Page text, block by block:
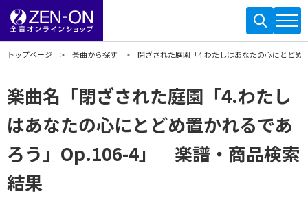
トップページ 楽曲から探す 閉ざされた庭園「4.わたしはあなたの心にとどめ
楽曲名「閉ざされた庭園「4.わたし
はあなたの心にとどめ置かれるであ
ろう」Op.106-4」 楽譜・商品検索
結果